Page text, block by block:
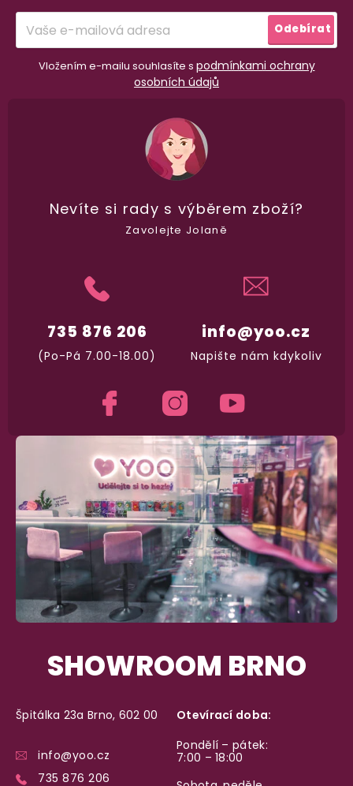
98% spokojenost
100% diskrétní balení
vypadá balíček.
Na rychlosti záleží! Vše důležité máme
a okamžitě odesíláme.
Garance vrácení peněz
Máte30 dní na bezplatné vrácení zboží
Vložením e-mailu souhlasíte s podmínkami ochrany
osobních údajů
Odebírat
info@yoo.cz
Napište nám kdykoliv
735 876 206
(Po-Pá 7.00-18.00)
Nevíte si rady s výběrem zboží?
Zavolejte Jolaně
SHOWROOM BRNO
Špitálka 23a Brno, 602 00
info@yoo.cz
735 876 206
Otevírací doba:
Pondělí – pátek:
7:00 – 18:00